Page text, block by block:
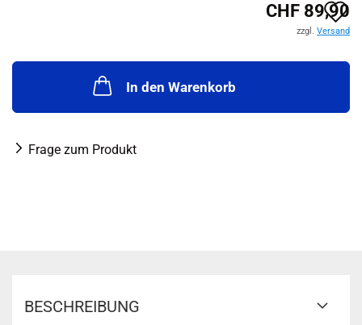
CHF 89,90
zzgl. Versand
In den Warenkorb
Frage zum Produkt
BESCHREIBUNG